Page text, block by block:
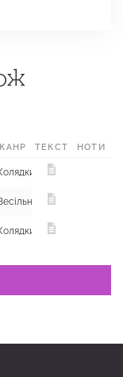
МІСЦЕ
ТЕКСТ НОТИ